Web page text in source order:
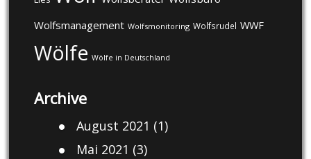
Wolfsmanagement Wolfsmonitoring Wolfsrudel WWF
Wölfe Wölfe in Deutschland
Archive
August 2021 (1)
Mai 2021 (3)